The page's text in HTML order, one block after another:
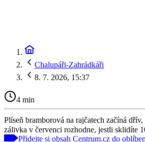
Chalupáři-Zahrádkáři
8. 7. 2026, 15:37
4 min
Plíseň bramborová na rajčatech začíná
zálivka v červenci rozhodne, jestli sklidíte
Přidejte si obsah Centrum.cz do